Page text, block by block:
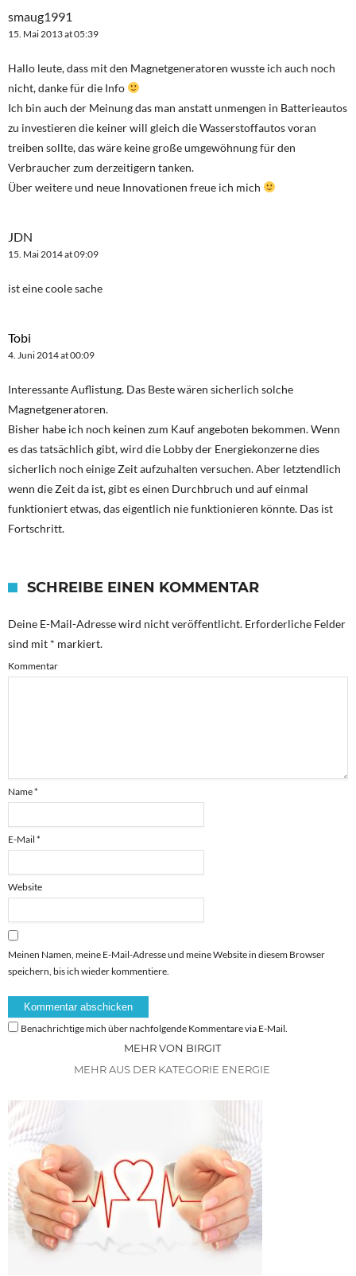
smaug1991
15. Mai 2013 at 05:39
Hallo leute, dass mit den Magnetgeneratoren wusste ich auch noch
nicht, danke für die Info
Ich bin auch der Meinung das man anstatt unmengen in Batterieautos
zu investieren die keiner will gleich die Wasserstoffautos voran
treiben sollte, das wäre keine große umgewöhnung für den
Verbraucher zum derzeitigern tanken.
Über weitere und neue Innovationen freue ich mich
JDN
15. Mai 2014 at 09:09
ist eine coole sache
Tobi
4. Juni 2014 at 00:09
Interessante Auflistung. Das Beste wären sicherlich solche
Magnetgeneratoren.
Bisher habe ich noch keinen zum Kauf angeboten bekommen. Wenn
es das tatsächlich gibt, wird die Lobby der Energiekonzerne dies
sicherlich noch einige Zeit aufzuhalten versuchen. Aber letztendlich
wenn die Zeit da ist, gibt es einen Durchbruch und auf einmal
funktioniert etwas, das eigentlich nie funktionieren könnte. Das ist
Fortschritt.
SCHREIBE EINEN KOMMENTAR
Deine E-Mail-Adresse wird nicht veröffentlicht. Erforderliche Felder
sind mit * markiert.
Kommentar
Name*
E-Mail *
Website
Meinen Namen, meine E-Mail-Adresse und meine Website in diesem Browser
speichern, bis ich wieder kommentiere.
Benachrichtige mich über nachfolgende Kommentare via E-Mail.
MEHR VON BIRGIT
MEHR AUS DER KATEGORIE ENERGIE